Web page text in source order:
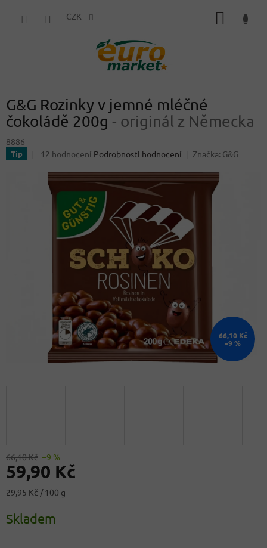
CZK
G&G Rozinky v jemné mléčné
čokoládě 200g - originál z Německa
8886
Tip
Průměrné
produktu
hvězdiček.
12 hodnocení Podrobnosti hodnocení Značka: G&G
66,10 Kč
–9 %
66,10 Kč –9 %
59,90 Kč
Měrná
29,95 Kč / 100 g
Skladem